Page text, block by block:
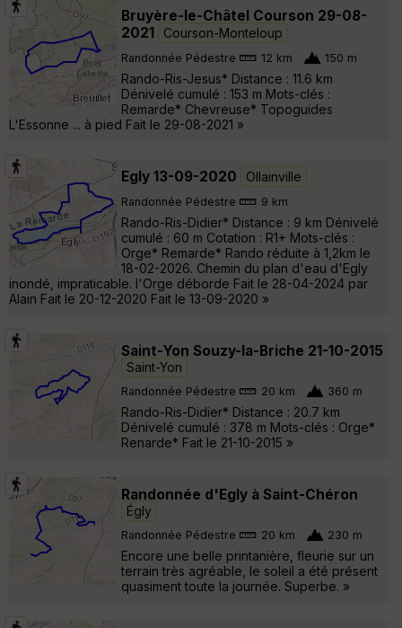
Bruyère-le-Châtel Courson 29-08-
2021
Courson-Monteloup
Randonnée Pédestre 12 km 150 m
Rando-Ris-Jesus* Distance : 11.6 km
Dénivelé cumulé : 153 m Mots-clés :
Remarde* Chevreuse* Topoguides
L'Essonne ... à pied Fait le 29-08-2021 »
Egly 13-09-2020 Ollainville
Randonnée Pédestre 9 km
Rando-Ris-Didier* Distance : 9 km Dénivelé
cumulé : 60 m Cotation : R1+ Mots-clés :
Orge* Remarde* Rando réduite à 1,2km le
18-02-2026. Chemin du plan d'eau d'Egly
inondé, impraticable. l'Orge déborde Fait le 28-04-2024 par
Alain Fait le 20-12-2020 Fait le 13-09-2020 »
Saint-Yon Souzy-la-Briche 21-10-2015
Saint-Yon
Randonnée Pédestre 20 km 360 m
Rando-Ris-Didier* Distance : 20.7 km
Dénivelé cumulé : 378 m Mots-clés : Orge*
Renarde* Fait le 21-10-2015 »
Randonnée d'Egly à Saint-Chéron
Égly
Randonnée Pédestre 20 km 230 m
Encore une belle printanière, fleurie sur un
terrain très agréable, le soleil a été présent
quasiment toute la journée. Superbe. »